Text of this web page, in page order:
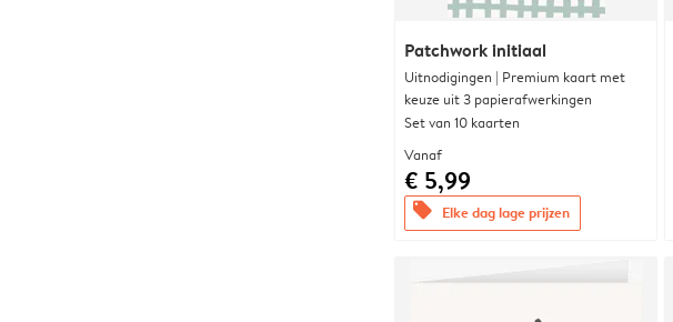
Patchwork initiaal
Uitnodigingen | Premium kaart met
keuze uit 3 papierafwerkingen
Set van 10 kaarten
Vanaf
€ 5,99
offers Elke dag lage prijzen